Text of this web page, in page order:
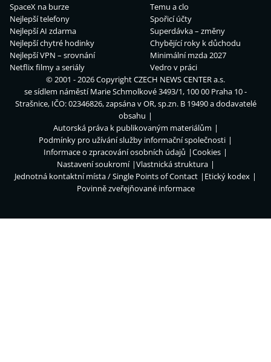
SpaceX na burze
Nejlepší telefony
Nejlepší AI zdarma
Nejlepší chytré hodinky
Nejlepší VPN – srovnání
Netflix filmy a seriály
Temu a clo
Spořicí účty
Superdávka – změny
Chybějící roky k důchodu
Minimální mzda 2027
Vedro v práci
© 2001 - 2026 CopyrightCZECH NEWS CENTER a.s.
se sídlem náměstí Marie Schmolkové 3493/1, 100 00 Praha 10 -
Strašnice, IČO: 02346826, zapsána v OR, sp.zn. B 19490 a dodavatelé
obsahu
Autorská práva k publikovaným materiálům
Podmínky pro užívání služby informační společnosti
Informace o zpracování osobních údajů
Cookies
Nastavení soukromí
Vlastnická struktura
Jednotná kontaktní místa / Single Points of Contact
Etický kodex
Povinně zveřejňované informace